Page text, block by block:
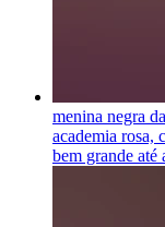
menina negra
academia rosa,
bem grande